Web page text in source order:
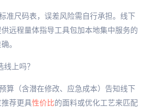
准尺码表，误差风险需自行承担。线下
远程量体指导工具包加本地集中服务的
。
上吗？
算（含潜在修改、应急成本）告知线下
荐更具性价比的面料或优化工艺来匹配